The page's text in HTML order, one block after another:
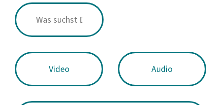
Video Audio